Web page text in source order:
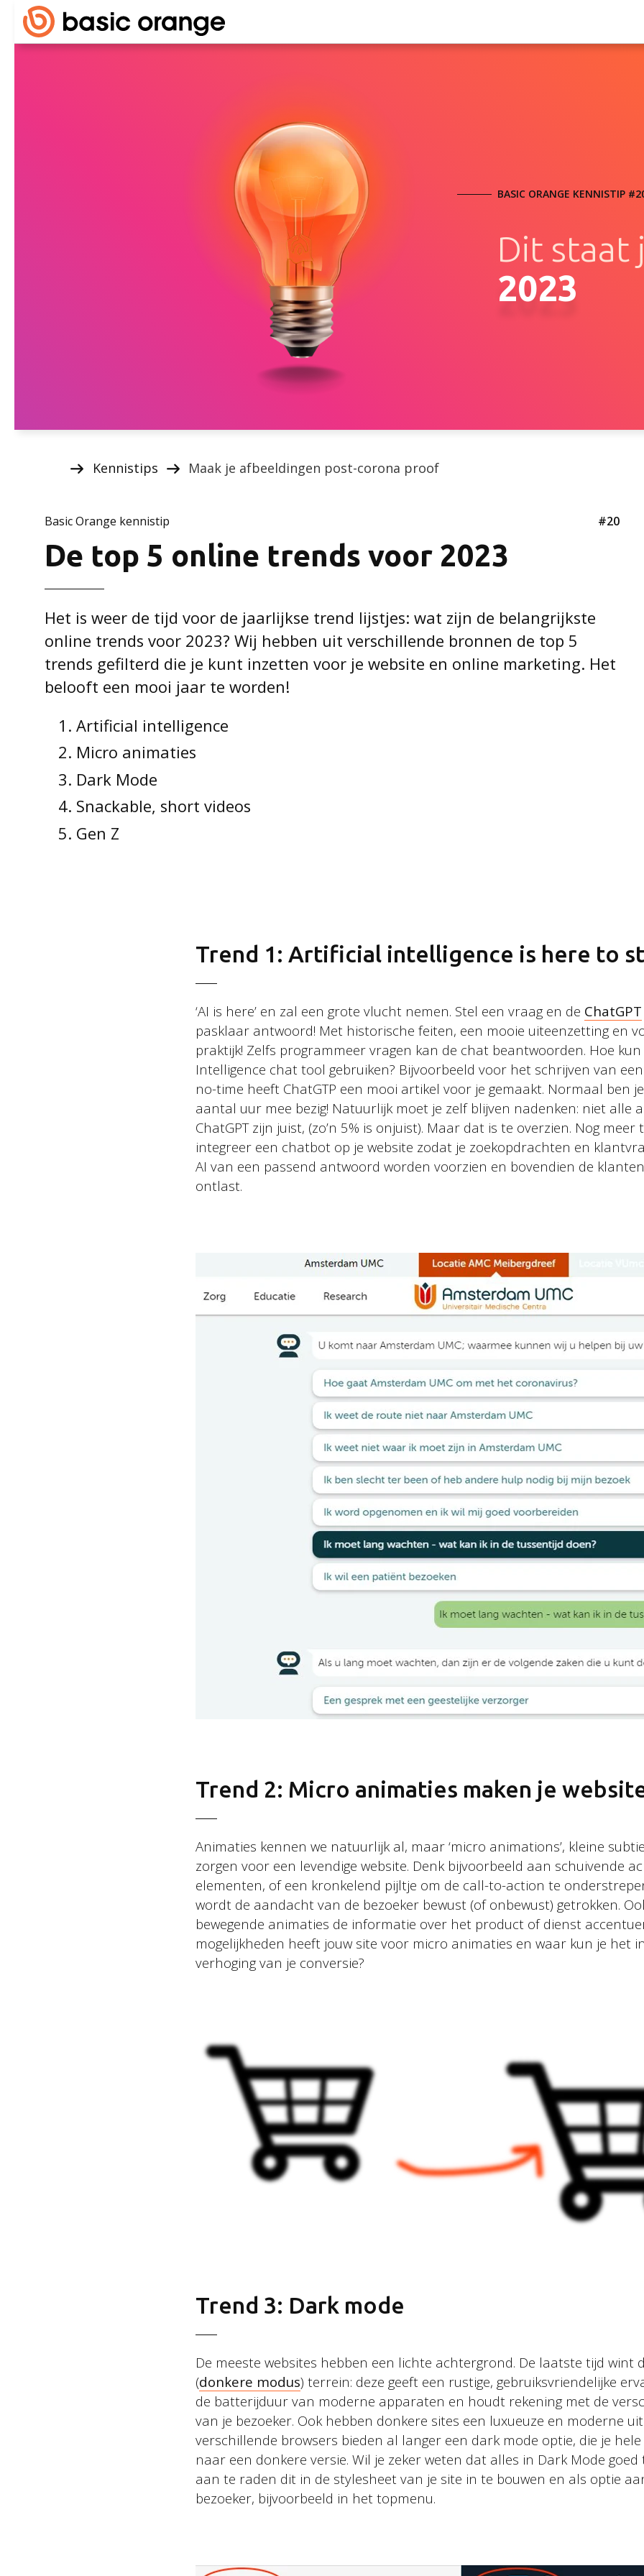
BASIC ORANGE KENNISTIP
Dit staat
2023
Kennistips Maak je afbeeldingen post-corona proof
Basic Orange kennistip #20
De top 5 online trends voor 2023
Het is weer de tijd voor de jaarlijkse trend lijstjes: wat zijn de belangrijkste
online trends voor 2023? Wij hebben uit verschillende bronnen de top 5
trends gefilterd die je kunt inzetten voor je website en online marketing. Het
belooft een mooi jaar te worden!
Artificial intelligence
Micro animaties
Dark Mode
Snackable, short videos
Gen Z
Trend 1: Artificial intelligence is here to
‘AI is here’ en zal een grote vlucht nemen. Stel een vraag en de ChatGPT
pasklaar antwoord! Met historische feiten, een mooie uiteenzetting en
praktijk! Zelfs programmeer vragen kan de chat beantwoorden. Hoe
Intelligence chat tool gebruiken? Bijvoorbeeld voor het schrijven van
no-time heeft ChatGTP een mooi artikel voor je gemaakt. Normaal ben
aantal uur mee bezig! Natuurlijk moet je zelf blijven nadenken: niet alle
ChatGPT zijn juist, (zo’n 5% is onjuist). Maar dat is te overzien. Nog meer
integreer een chatbot op je website zodat je zoekopdrachten en
AI van een passend antwoord worden voorzien en bovendien de
ontlast.
Trend 2: Micro animaties maken je
Animaties kennen we natuurlijk al, maar ‘micro animations’, kleine
zorgen voor een levendige website. Denk bijvoorbeeld aan schuivende
elementen, of een kronkelend pijltje om de call-to-action te
wordt de aandacht van de bezoeker bewust (of onbewust) getrokken.
bewegende animaties de informatie over het product of dienst
mogelijkheden heeft jouw site voor micro animaties en waar kun je het
verhoging van je conversie?
Trend 3: Dark mode
De meeste websites hebben een lichte achtergrond. De laatste tijd wint
(donkere modus) terrein: deze geeft een rustige, gebruiksvriendelijke
de batterijduur van moderne apparaten en houdt rekening met de
van je bezoeker. Ook hebben donkere sites een luxueuze en moderne
verschillende browsers bieden al langer een dark mode optie, die je
naar een donkere versie. Wil je zeker weten dat alles in Dark Mode
aan te raden dit in de stylesheet van je site in te bouwen en als optie
bezoeker, bijvoorbeeld in het topmenu.
Quicklinks
Expertises
Umbraco & AI
Corporates, e-
Ziekenhuizen,
Cases